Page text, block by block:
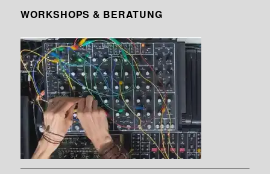
WORKSHOPS & BERATUNG